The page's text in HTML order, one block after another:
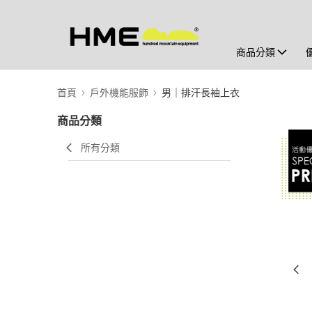
商品分類
首頁 戶外機能服飾 男｜排汗長袖上衣
商品分類
所有分類